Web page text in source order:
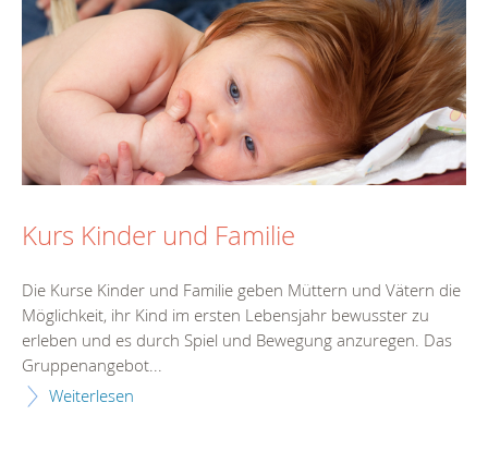
Kurs Kinder und Familie
Die Kurse Kinder und Familie geben Müttern und Vätern die
Möglichkeit, ihr Kind im ersten Lebensjahr bewusster zu
erleben und es durch Spiel und Bewegung anzuregen. Das
Gruppenangebot...
Weiterlesen